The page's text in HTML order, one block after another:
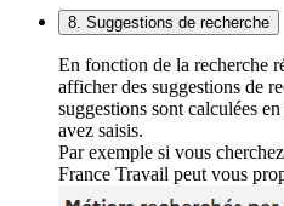
8. Suggestions de recherche
En fonction de la recherche
afficher des suggestions de
suggestions sont calculées
avez saisis.
Par exemple si vous
France Travail peut vous